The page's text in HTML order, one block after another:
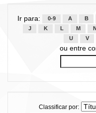
Ir para: 0-9 A B
J
K L M N
U
V
ou entre
Classificar por: